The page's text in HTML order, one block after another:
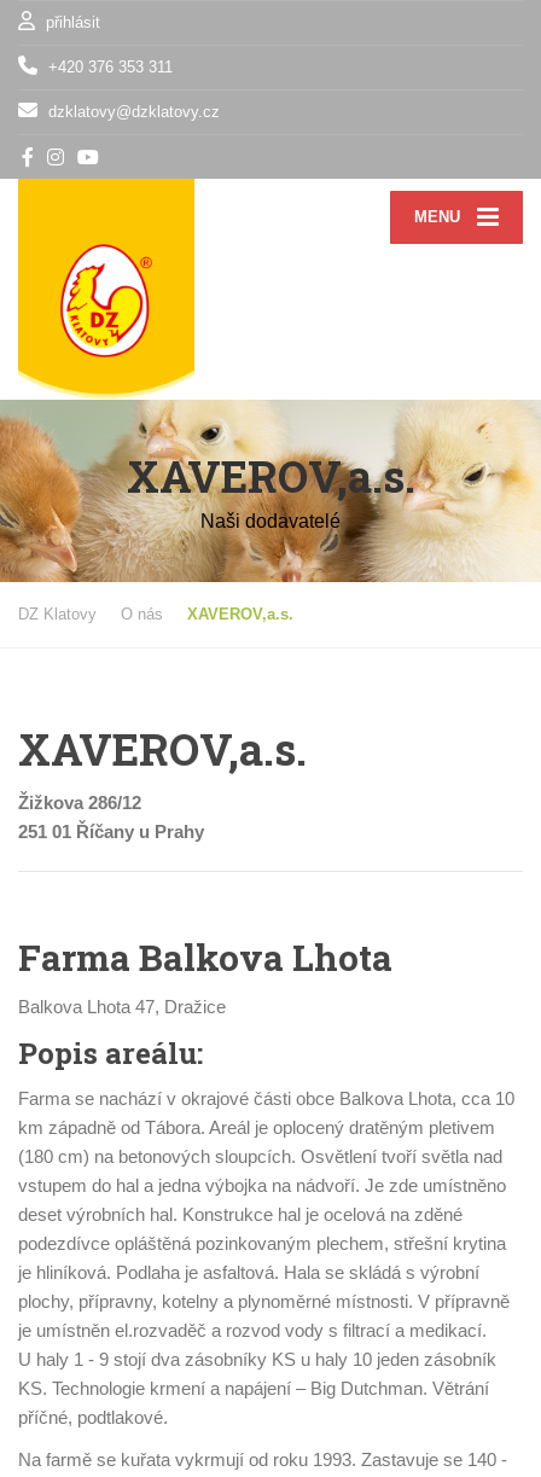
přihlásit
+420 376 353 311
dzklatovy@dzklatovy.cz
MENU
XAVEROV,a.s.
Naši dodavatelé
DZ Klatovy O nás XAVEROV,a.s.
XAVEROV,a.s.
Žižkova 286/12
251 01 Říčany u Prahy
Farma Balkova Lhota
Balkova Lhota 47, Dražice
Popis areálu:
Farma se nachází v okrajové části obce Balkova Lhota, cca 10
km západně od Tábora. Areál je oplocený dratěným pletivem
(180 cm) na betonových sloupcích. Osvětlení tvoří světla nad
vstupem do hal a jedna výbojka na nádvoří. Je zde umístněno
deset výrobních hal. Konstrukce hal je ocelová na zděné
podezdívce opláštěná pozinkovaným plechem, střešní krytina
je hliníková. Podlaha je asfaltová. Hala se skládá s výrobní
plochy, přípravny, kotelny a plynoměrné místnosti. V přípravně
je umístněn el.rozvaděč a rozvod vody s filtrací a medikací.
U haly 1 - 9 stojí dva zásobníky KS u haly 10 jeden zásobník
KS. Technologie krmení a napájení – Big Dutchman. Větrání
příčné, podtlakové.
Na farmě se kuřata vykrmují od roku 1993. Zastavuje se 140 -